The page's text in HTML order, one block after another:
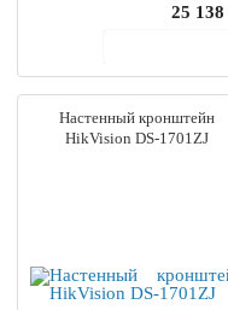
25 138
Настенный кронштейн
HikVision DS-1701ZJ